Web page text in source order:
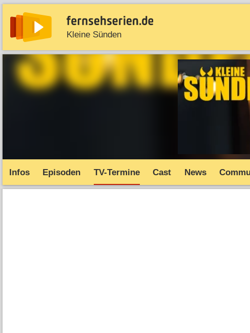
Kleine Sünden
News Entdecken Streaming
Infos Episoden TV-Termine Cast News